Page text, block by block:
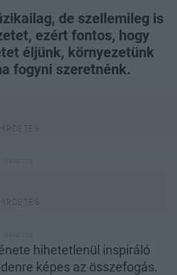
de szellemileg is
ezért fontos, hogy
éljünk, környezetünk
fogyni szeretnénk.
hihetetlenül inspiráló
képes az összefogás.